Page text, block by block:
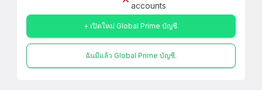
accounts
+ เปิดใหม่ Global Prime บัญชี.
ฉันมีแล้ว Global Prime บัญชี.